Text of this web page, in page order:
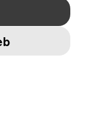
AND LEGAL DATA